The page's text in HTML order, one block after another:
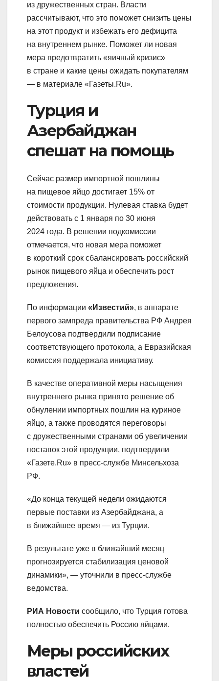
из дружественных стран. Власти
рассчитывают, что это поможет снизить цены
на этот продукт и избежать его дефицита
на внутреннем рынке. Поможет ли новая
мера предотвратить «яичный кризис»
в стране и какие цены ожидать покупателям
— в материале «Газеты.Ru».
Турция и
Азербайджан
спешат на помощь
Сейчас размер импортной пошлины
на пищевое яйцо достигает 15% от
стоимости продукции. Нулевая ставка будет
действовать с 1 января по 30 июня
2024 года. В решении подкомиссии
отмечается, что новая мера поможет
в короткий срок сбалансировать российский
рынок пищевого яйца и обеспечить рост
предложения.
По информации «Известий», в аппарате
первого зампреда правительства РФ Андрея
Белоусова подтвердили подписание
соответствующего протокола, а Евразийская
комиссия поддержала инициативу.
В качестве оперативной меры насыщения
внутреннего рынка принято решение об
обнулении импортных пошлин на куриное
яйцо, а также проводятся переговоры
с дружественными странами об увеличении
поставок этой продукции, подтвердили
«Газете.Ru» в пресс-службе Минсельхоза
РФ.
«До конца текущей недели ожидаются
первые поставки из Азербайджана, а
в ближайшее время — из Турции.
В результате уже в ближайший месяц
прогнозируется стабилизация ценовой
динамики», — уточнили в пресс-службе
ведомства.
РИА Новости сообщило, что Турция готова
полностью обеспечить Россию яйцами.
Меры российских
властей